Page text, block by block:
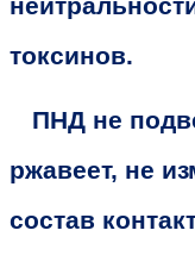
токсинов.
ПНД не
ржавеет, не
состав